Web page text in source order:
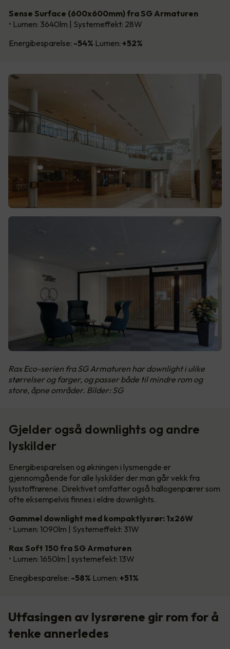
Sense Surface (600x600mm) fra SG Armaturen
• Lumen: 3640lm | Systemeffekt: 28W
Energibesparelse: -54% Lumen: +52%
Rax Eco-serien fra SG Armaturen har downlight i ulike
størrelser og farger, og passer både til mindre rom og
store, åpne områder. Bilder: SG
Gjelder også downlights og andre
lyskilder
Energibesparelsen og økningen i lysmengde er
gjennomgående for alle lyskilder der man går vekk fra
lysstoffrørene. Direktivet omfatter også hallogenpærer som
ofte eksempelvis finnes i eldre downlights.
Gammel downlight med kompaktlysrør: 1x26W
• Lumen: 1090lm | Systemeffekt: 31W
Rax Soft 150 fra SG Armaturen
• Lumen: 1650lm | systemefekt: 13W
Enegibesparelse: -58% Lumen: +51%
Utfasingen av lysrørene gir rom for å
tenke annerledes